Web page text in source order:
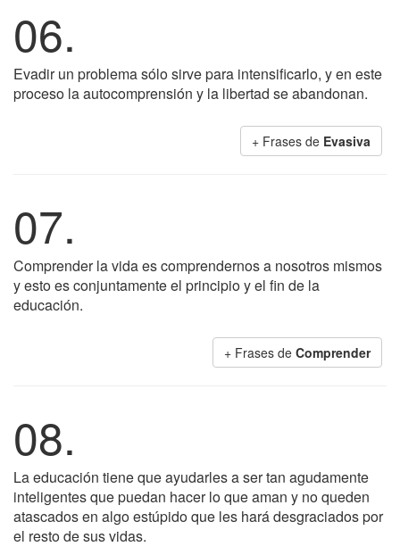
06.
Evadir un problema sólo sirve para intensificarlo, y en este
proceso la autocomprensión y la libertad se abandonan.
+ Frases de Evasiva
07.
Comprender la vida es comprendernos a nosotros mismos
y esto es conjuntamente el principio y el fin de la
educación.
+ Frases de Comprender
08.
La educación tiene que ayudarles a ser tan agudamente
inteligentes que puedan hacer lo que aman y no queden
atascados en algo estúpido que les hará desgraciados por
el resto de sus vidas.